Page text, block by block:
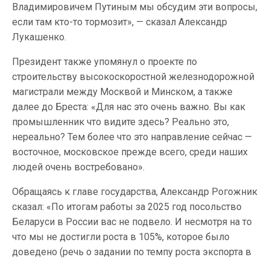
Владимировичем Путиным мы обсудим эти вопросы,
если там кто-то тормозит», — сказал Александр
Лукашенко.
Президент также упомянул о проекте по
строительству высокоскоростной железнодорожной
магистрали между Москвой и Минском, а также
далее до Бреста: «Для нас это очень важно. Вы как
промышленник что видите здесь? Реально это,
нереально? Тем более что это направление сейчас —
восточное, московское прежде всего, среди наших
людей очень востребовано».
Обращаясь к главе государства, Александр Рогожник
сказал: «По итогам работы за 2025 год посольство
Беларуси в России вас не подвело. И несмотря на то
что мы не достигли роста в 105%, которое было
доведено (речь о задании по темпу роста экспорта в